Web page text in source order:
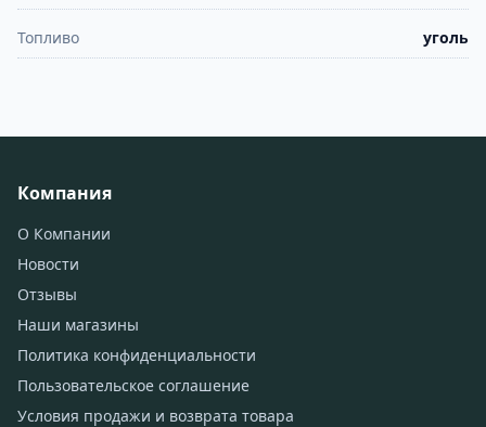
Топливо уголь
Компания
О Компании
Новости
Отзывы
Наши магазины
Политика конфиденциальности
Пользовательское соглашение
Условия продажи и возврата товара